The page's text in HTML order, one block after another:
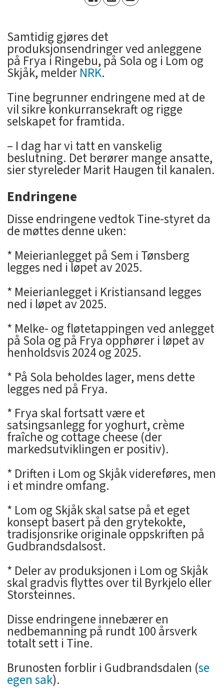
­Samtidig gjøres det
produksjonsendringer ved anleggene
på Frya i Ringebu, på Sola og i Lom og
Skjåk, melderNRK.
Tine begrunner endringene med at de
vil sikre konkurransekraft og rigge
selskapet for framtida.
– I dag har vi tatt en vanskelig
beslutning. Det berører mange ansatte,
sier styreleder Marit Haugen til kanalen.
Endringene
Disse endringene vedtok Tine-styret da
de møttes denne uken:
* Meierianlegget på Sem i Tønsberg
legges ned i løpet av 2025.
* Meierianlegget i Kristiansand legges
ned i løpet av 2025.
* Melke- og fløtetappingen ved anlegget
på Sola og på Frya opphører i løpet av
henholdsvis 2024 og 2025.
* På Sola beholdes lager, mens dette
legges ned på Frya.
* Frya skal fortsatt være et
satsingsanlegg for yoghurt, crème
fraîche og cottage cheese (der
markedsutviklingen er positiv).
* Driften i Lom og Skjåk videreføres, men
i et mindre omfang.
* Lom og Skjåk skal satse på et eget
konsept basert på den grytekokte,
tradisjonsrike originale oppskriften på
Gudbrandsdalsost.
* Deler av produksjonen i Lom og Skjåk
skal gradvis flyttes over til Byrkjelo eller
Storsteinnes.
Disse endringene innebærer en
nedbemanning på rundt 100 årsverk
totalt sett i Tine.
Brunosten forblir i Gudbrandsdalen (se
egen sak).